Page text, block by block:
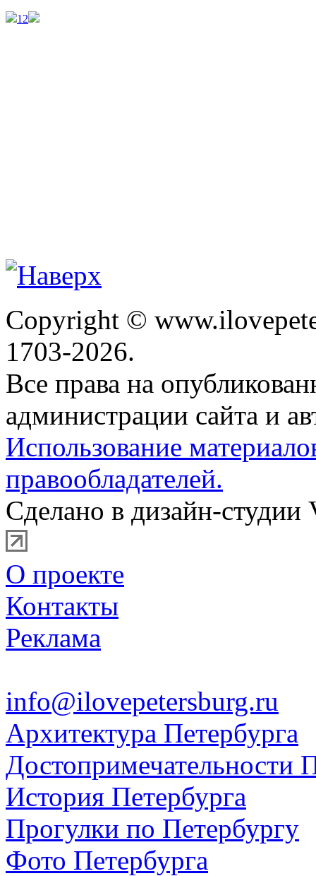
1 2
Copyright ©
1703-2026.
Все права на
администрации сайта и
Использование
правообладателей.
Сделано в дизайн-студии
О проекте
Контакты
Реклама
info@ilovepetersburg.ru
Архитектура Петербурга
Достопримечательности
История Петербурга
Прогулки по Петербургу
Фото Петербурга